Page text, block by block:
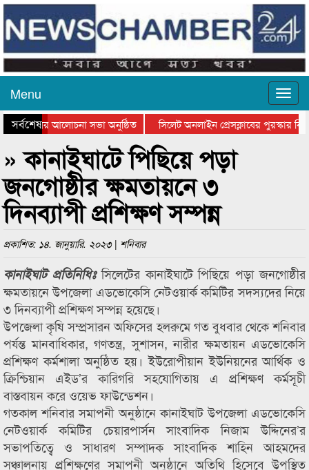
Menu
সর্বশেষ
দিবসের আলোচনা সভা অনুষ্ঠিত
সিলেট অনলাইন প্রেসক্লাবের পুরস্কার
সভা ও সম্মাননা প্রদান
কানাইঘাটের কিশোর আহাদের খুনি
» কানাইঘাটে পিছিয়ে পড়া
জনগোষ্ঠীর ক্ষমতায়নে ৩
দিনব্যাপী প্রশিক্ষণ সম্পন্ন
প্রকাশিত: ১৪. জানুয়ারি. ২০২৩ | শনিবার
কানাইঘাট প্রতিনিধিঃসিলেটের কানাইঘাটে পিছিয়ে পড়া জনগোষ্ঠীর
ক্ষমতায়নে উপজেলা এডভোকেসি নেটওয়ার্ক কমিটির সদস্যদের নিয়ে
৩ দিনব্যাপী প্রশিক্ষণ সম্পন্ন হয়েছে।
উপজেলা কৃষি সম্প্রসারন অফিসের হলরুমে গত বুধবার থেকে শনিবার
পর্যন্ত মানবাধিকার, গণতন্ত্র, সুশাসন, নারীর ক্ষমতায়ন এডভোকেসি
প্রশিক্ষণ কর্মশালা অনুষ্ঠিত হয়। ইউরোপীয়ান ইউনিয়নের আর্থিক ও
ক্রিশ্চিয়ান এইড’র কারিগরি সহযোগিতায় এ প্রশিক্ষণ কর্মসূচী
বাস্তবায়ন করে ওয়েভ ফাউন্ডেশন।
গতকাল শনিবার সমাপনী অনুষ্ঠানে কানাইঘাট উপজেলা এডভোকেসি
নেটওয়ার্ক কমিটির চেয়ারপার্সন সাংবাদিক নিজাম উদ্দিনের’র
সভাপতিত্বে ও সাধারণ সম্পাদক সাংবাদিক শাহিন আহমদের
সঞ্চালনায় প্রশিক্ষণের সমাপনী অনুষ্ঠানে অতিথি হিসেবে উপস্থিত